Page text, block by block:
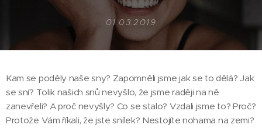
01.03.2019
Kam se poděly naše sny? Zapomněli jsme jak se to dělá? Jak
se sní? Tolik našich snů nevyšlo, že jsme raději na ně
zanevřeli? A proč nevyšly? Co se stalo? Vzdali jsme to? Proč?
Protože Vám říkali, že jste snílek? Nestojíte nohama na zemi?